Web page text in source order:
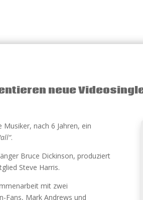
neue
nach 6 Jahren, ein
.
Bruce Dickinson, produziert
Steve Harris.
mit zwei
Fans, Mark Andrews und